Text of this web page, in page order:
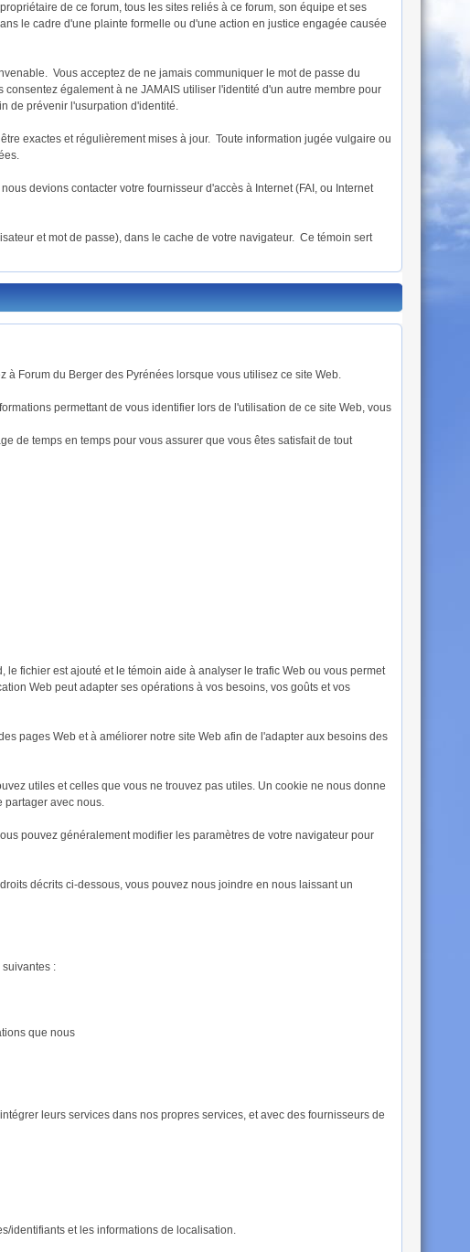
de ce forum, tous les sites reliés à ce forum, son équipe et ses
le cadre d'une plainte formelle ou d'une action en justice engagée causée
Vous acceptez de ne jamais communiquer le mot de passe du
également à ne JAMAIS utiliser l'identité d'un autre membre pour
de prévenir l'usurpation d'identité.
exactes et régulièrement mises à jour. Toute information jugée vulgaire ou
devions contacter votre fournisseur d'accès à Internet (FAI, ou Internet
et mot de passe), dans le cache de votre navigateur. Ce témoin sert
Forum du Berger des Pyrénées lorsque vous utilisez ce site Web.
permettant de vous identifier lors de l'utilisation de ce site Web, vous
de temps en temps pour vous assurer que vous êtes satisfait de tout
fichier est ajouté et le témoin aide à analyser le trafic Web ou vous permet
Web peut adapter ses opérations à vos besoins, vos goûts et vos
pages Web et à améliorer notre site Web afin de l'adapter aux besoins des
utiles et celles que vous ne trouvez pas utiles. Un cookie ne nous donne
partager avec nous.
pouvez généralement modifier les paramètres de votre navigateur pour
décrits ci-dessous, vous pouvez nous joindre en nous laissant un
:
que nous
leurs services dans nos propres services, et avec des fournisseurs de
identifiants et les informations de localisation.